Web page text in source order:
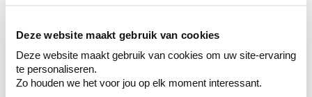
Deze website maakt gebruik van cookies
Deze website maakt gebruik van cookies om uw site-ervaring
te personaliseren.
Zo houden we het voor jou op elk moment interessant.
Krijg persoonlijk advies om kleuren te
combineren.